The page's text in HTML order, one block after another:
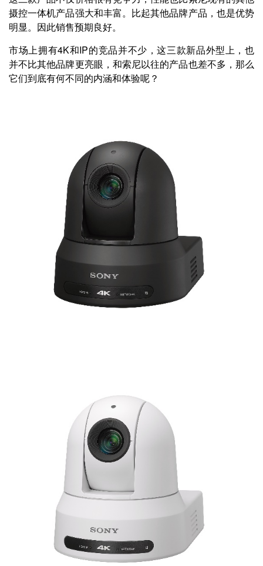
摄控一体机产品强大和丰富。比起其他品牌产品，也是优势
明显。因此销售预期良好。
市场上拥有4K和IP的竞品并不少，这三款新品外型上，也
并不比其他品牌更亮眼，和索尼以往的产品也差不多，那么
它们到底有何不同的内涵和体验呢？